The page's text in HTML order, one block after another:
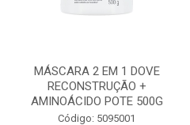
MÁSCARA 2 EM 1 DOVE
RECONSTRUÇÃO +
AMINOÁCIDO POTE 500G
Código: 5095001